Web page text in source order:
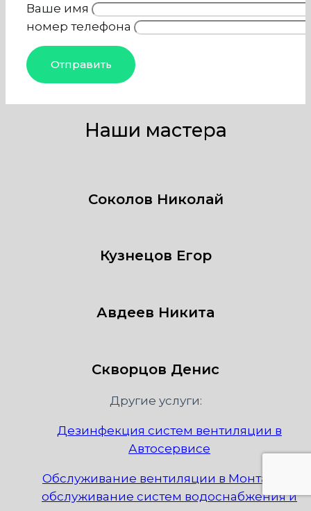
Ваше имя
номер телефона
Наши мастера
Соколов Николай
Кузнецов Егор
Авдеев Никита
Скворцов Денис
Другие услуги:
Дезинфекция систем вентиляции в
Автосервисе
Обслуживание вентиляции в Монтаже и
обслуживание систем водоснабжения и